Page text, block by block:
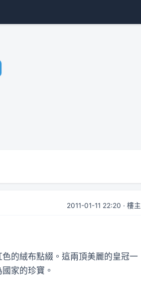
2011-01-11 22:20 · 樓主
的絨布點綴。這兩頂美麗的皇冠一
家的珍寶。